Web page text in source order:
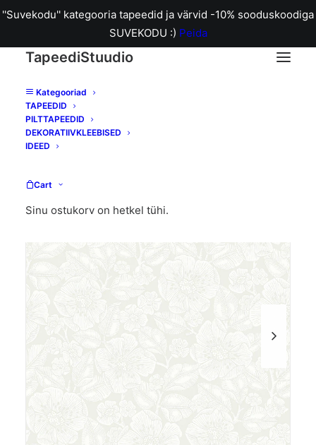
''Suvekodu'' kategooria tapeedid ja värvid -10% sooduskoodiga
SUVEKODU :) Peida
TapeediStuudio
Kategooriad
TAPEEDID
PILTTAPEEDID
DEKORATIIVKLEEBISED
IDEED
Cart
Sinu ostukorv on hetkel tühi.
Home B8616 Borosan 21 pabertapeet